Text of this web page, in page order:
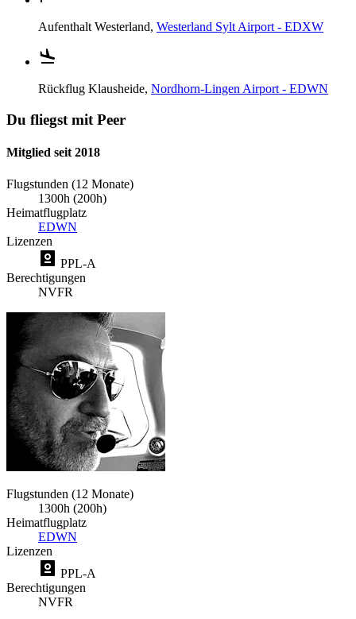
Aufenthalt Westerland, Westerland Sylt Airport - EDXW
Rückflug Klausheide, Nordhorn-Lingen Airport - EDWN
Du fliegst mit Peer
Mitglied seit 2018
Flugstunden (12 Monate)
1300h (200h)
Heimatflugplatz
EDWN
Lizenzen
PPL-A
Berechtigungen
NVFR
Flugstunden (12 Monate)
1300h (200h)
Heimatflugplatz
EDWN
Lizenzen
PPL-A
Berechtigungen
NVFR